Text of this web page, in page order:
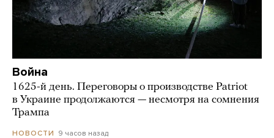
Война
1625-й день. Переговоры о производстве Patriot
в Украине продолжаются — несмотря на сомнения
Трампа
НОВОСТИ 9 часов назад